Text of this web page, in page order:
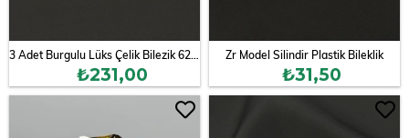
₺231,00
Zr Model Silindir Plastik Bileklik
₺31,50